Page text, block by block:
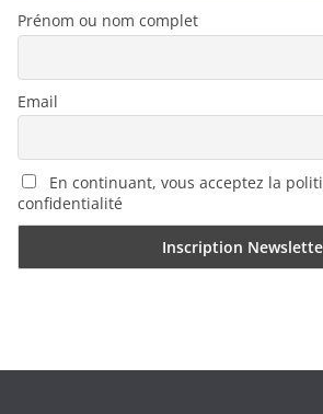
Prénom ou nom complet
Email
En continuant, vous acceptez la
confidentialité